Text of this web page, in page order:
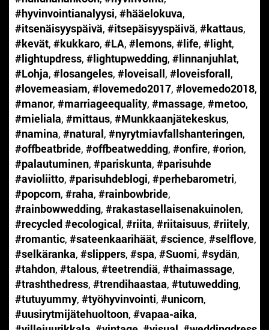
#hyvinvointianalyysi, #hääelokuva,
#itsenäisyyspäivä, #itsepäisyyspäivä, #kattaus,
#kevät, #kukkaro, #LA, #lemons, #life, #light,
#lightupdress, #lightupwedding, #linnanjuhlat,
#Lohja, #losangeles, #loveisall, #loveisforall,
#lovemeasiam, #lovemedo2017, #lovemedo2018,
#manor, #marriageequality, #massage, #metoo,
#mieliala, #mittaus, #Munkkaanjätekeskus,
#namina, #natural, #nyrytmiavfallshanteringen,
#offbeatbride, #offbeatwedding, #onfire, #orion,
#palautuminen, #pariskunta, #parisuhde
#avioliitto, #parisuhdeblogi, #perhebarometri,
#popcorn, #raha, #rainbowbride,
#rainbowwedding, #rakastasellaisenakuinolen,
#recycled #ecological, #riita, #riitaisuus, #riitely,
#romantic, #sateenkaarihäät, #science, #selflove,
#selkäranka, #slippers, #spa, #Suomi, #sydän,
#tahdon, #talous, #teetrendiä, #thaimassage,
#trashthedress, #trendihaastaa, #tutuwedding,
#tutuyummy, #työhyvinvointi, #unicorn,
#uusirytmijätehuoltoon, #vapaa-aika,